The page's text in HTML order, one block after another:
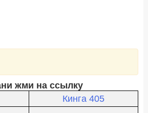
жми на ссылку
Кинга 405